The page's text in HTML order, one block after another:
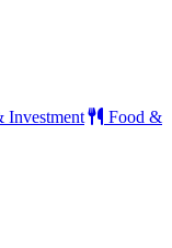
Investment
Food &